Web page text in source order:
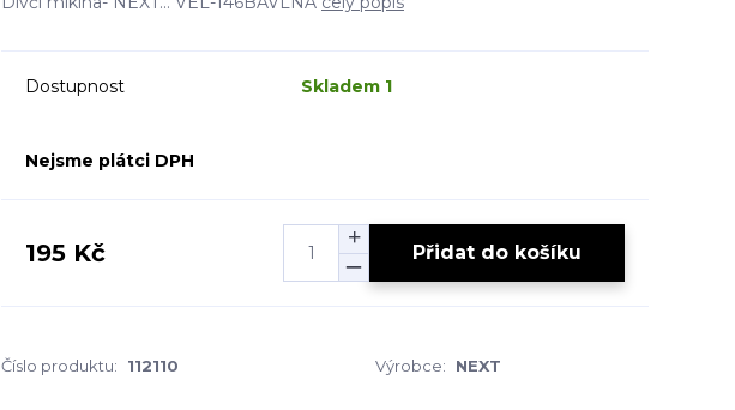
Dostupnost Skladem 1
Nejsme plátci DPH
195 Kč Přidat do košíku
Číslo produktu: 112110 Výrobce: NEXT